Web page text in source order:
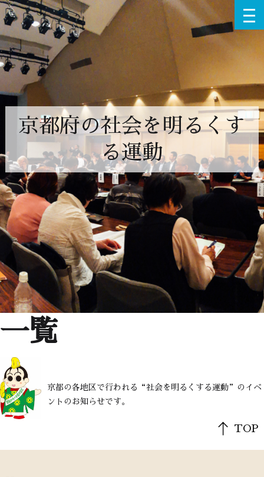
京都府の社会を明るくす
る運動
一覧
京都の各地区で行われる“社会を明るくする運動”のイベ
ントのお知らせです。
TOP